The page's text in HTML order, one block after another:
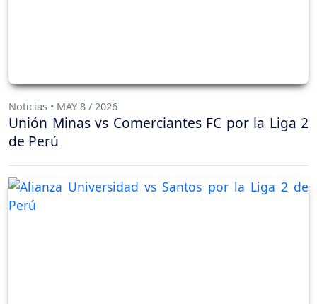
Noticias • MAY 8 / 2026
Unión Minas vs Comerciantes FC por la Liga 2
de Perú